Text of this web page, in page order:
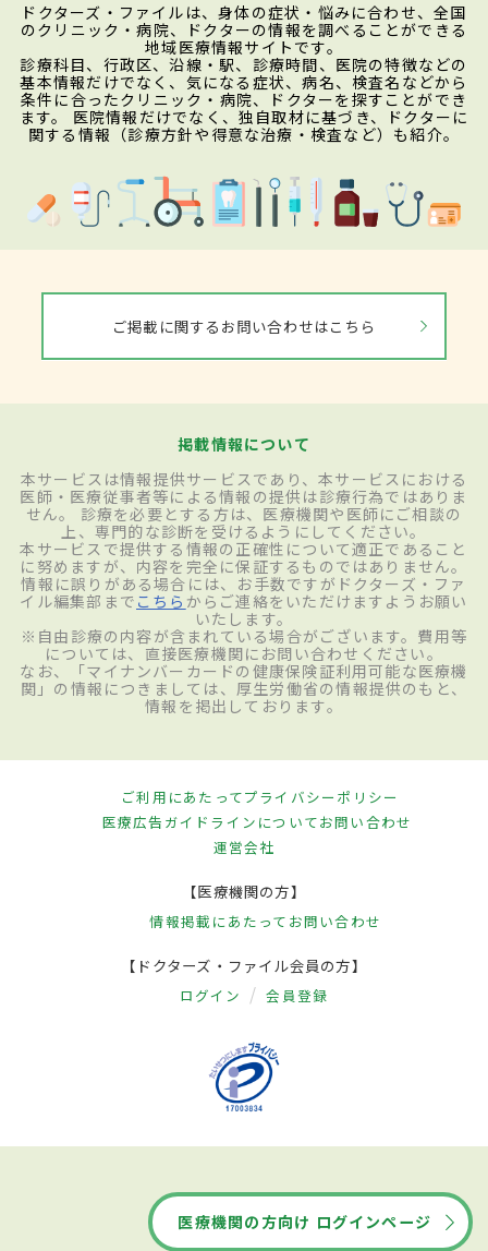
5が用いられる。睡眠そのものを診断する睡
眠ポリグラフィー検査では、装置をつけて
一晩眠り、脳波や呼吸運動、心電図、筋電
図、眼球運動、睡眠の深さやいびき、無呼
吸の程度などを探る。生体リズムを測るた
め、肛門に細く柔らかいチューブ状の直腸
生活習慣や環境の改善を行っても効果が出
ない場合は、睡眠薬による薬物療法を行
う。脳の活動を鎮める働きのある薬、睡
眠・覚醒のリズムを整える作用のある薬、
脳の過剰な覚醒状態を抑える薬などがあ
る。4タイプの症状にあわせて、例えば入眠
には中間型や長時間作用型など、4パターン
の時間型に適した処方がなされる。睡眠薬
は服用を始めると手放せなくなるのでは、
量が増えるのでは、副作用が心配、という
印象を抱く人も多いが、現在の睡眠薬は副
作用も少なく自然に近い眠りへと導く。通
院患者の約20人に1人が医師の指導の下、安
全・適切な方法で睡眠薬を服用している。
だが、市販の睡眠薬はアレルギー薬の副作
用である眠気を利用したもので、不眠症治
療の効果は確認されておらず、短期間の使用
限定となっており、長期間用いてはいけな
活習慣を修正する認知行動療法や不眠への
ドクターズ・ファイルは、身体の症状・悩みに合わせ、全国
のクリニック・病院、ドクターの情報を調べることができる
地域医療情報サイトです。
診療科目、行政区、沿線・駅、診療時間、医院の特徴などの
基本情報だけでなく、気になる症状、病名、検査名などから
条件に合ったクリニック・病院、ドクターを探すことができ
ます。 医院情報だけでなく、独自取材に基づき、ドクターに
関する情報（診療方針や得意な治療・検査など）も紹介。
ご掲載に関するお問い合わせはこちら
掲載情報について
本サービスは情報提供サービスであり、本サービスにおける
医師・医療従事者等による情報の提供は診療行為ではありま
せん。 診療を必要とする方は、医療機関や医師にご相談の
上、専門的な診断を受けるようにしてください。
本サービスで提供する情報の正確性について適正であること
に努めますが、内容を完全に保証するものではありません。
情報に誤りがある場合には、お手数ですがドクターズ・ファ
イル編集部まで こちら からご連絡をいただけますようお願い
いたします。
※自由診療の内容が含まれている場合がございます。費用等
については、直接医療機関にお問い合わせください。
なお、「マイナンバーカードの健康保険証利用可能な医療機
関」の情報につきましては、厚生労働省の情報提供のもと、
情報を掲出しております。
ご利用にあたってプライバシーポリシー
医療広告ガイドラインについてお問い合わせ
運営会社
【医療機関の方】
情報掲載にあたって お問い合わせ
【ドクターズ・ファイル会員の方】
ログイン 会員登録
医療機関の方向け ログインページ